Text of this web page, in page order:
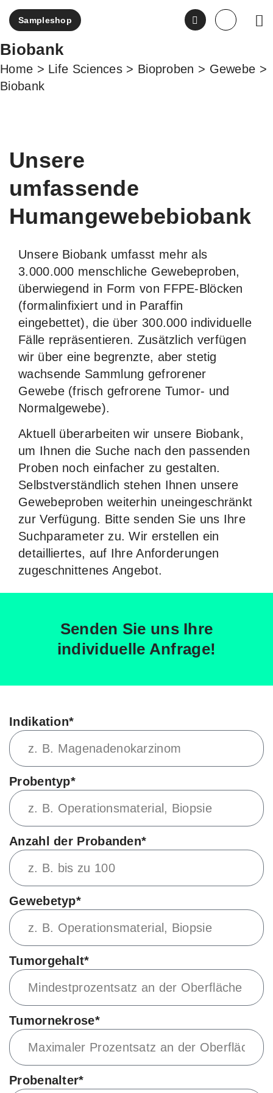
Sampleshop
Biobank
Home > Life Sciences > Bioproben > Gewebe >
Biobank
Unsere
umfassende
Humangewebebiobank
Unsere Biobank umfasst mehr als
3.000.000 menschliche Gewebeproben,
überwiegend in Form von FFPE-Blöcken
(formalinfixiert und in Paraffin
eingebettet), die über 300.000 individuelle
Fälle repräsentieren. Zusätzlich verfügen
wir über eine begrenzte, aber stetig
wachsende Sammlung gefrorener
Gewebe (frisch gefrorene Tumor- und
Normalgewebe).
Aktuell überarbeiten wir unsere Biobank,
um Ihnen die Suche nach den passenden
Proben noch einfacher zu gestalten.
Selbstverständlich stehen Ihnen unsere
Gewebeproben weiterhin uneingeschränkt
zur Verfügung. Bitte senden Sie uns Ihre
Suchparameter zu. Wir erstellen ein
detailliertes, auf Ihre Anforderungen
zugeschnittenes Angebot.
Senden Sie uns Ihre
individuelle Anfrage!
Indikation*
Probentyp*
Anzahl der Probanden*
Gewebetyp*
Tumorgehalt*
Tumornekrose*
Probenalter*